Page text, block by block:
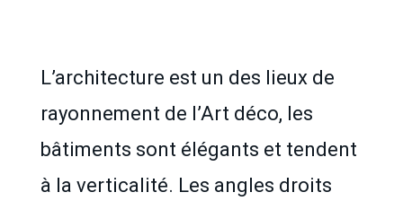
L’architecture est un des lieux de
rayonnement de l’Art déco, les
bâtiments sont élégants et tendent
à la verticalité. Les angles droits